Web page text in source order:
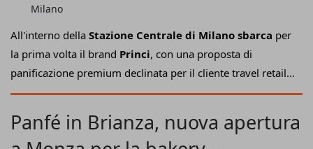
All'interno della Stazione Centrale di Milano sbarca per
la prima volta il brand Princi, con una proposta di
panificazione premium declinata per il cliente travel retail.
Grazie all'accordo strategico conGrandi Stazioni Retail,
l'insegna meneghina
casa" e apre le porte di un locale all'interno delnuovo
Milano
Panfé in Brianza, nuova apertura